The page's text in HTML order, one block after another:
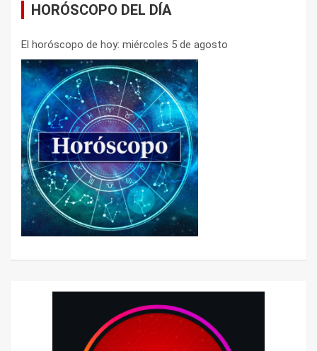
HORÓSCOPO DEL DÍA
El horóscopo de hoy: miércoles 5 de agosto